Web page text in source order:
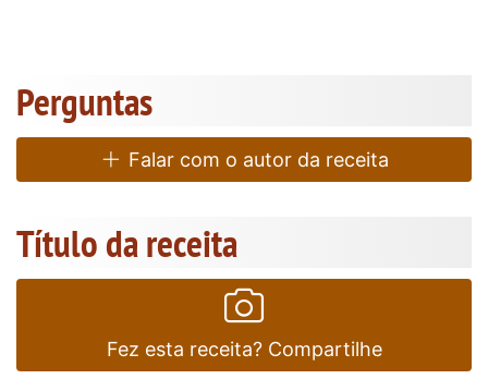
Perguntas
Falar com o autor da receita
Título da receita
Fez esta receita? Compartilhe